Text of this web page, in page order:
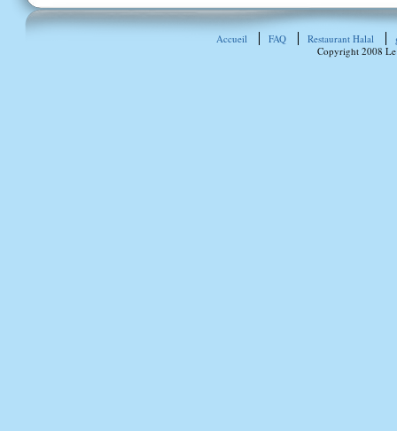
Accueil FAQ Restaurant Halal
Copyright 2008